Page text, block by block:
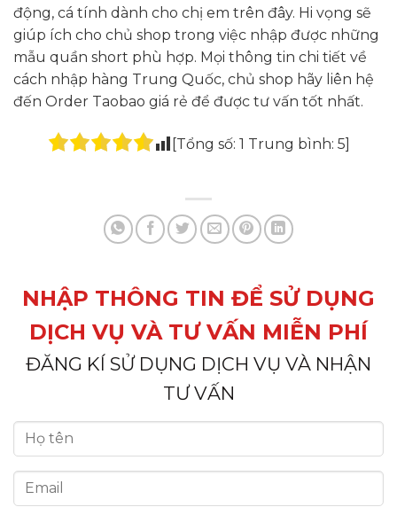
động, cá tính dành cho chị em trên đây. Hi vọng sẽ
giúp ích cho chủ shop trong việc nhập được những
mẫu quần short phù hợp. Mọi thông tin chi tiết về
cách nhập hàng Trung Quốc, chủ shop hãy liên hệ
đến Order Taobao giá rẻ để được tư vấn tốt nhất.
[Tổng số: 1 Trung bình: 5]
NHẬP THÔNG TIN ĐỂ SỬ DỤNG
DỊCH VỤ VÀ TƯ VẤN MIỄN PHÍ
ĐĂNG KÍ SỬ DỤNG DỊCH VỤ VÀ NHẬN
TƯ VẤN